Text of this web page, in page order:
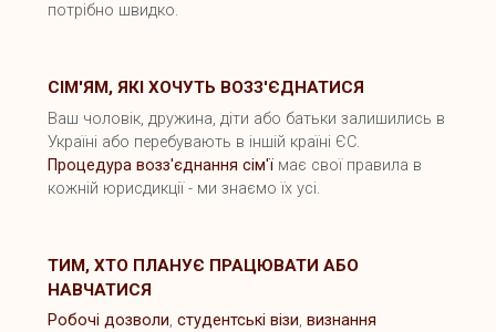
потрібно швидко.
СІМ'ЯМ, ЯКІ ХОЧУТЬ ВОЗЗ'ЄДНАТИСЯ
Ваш чоловік, дружина, діти або батьки залишились в
Україні або перебувають в іншій країні ЄС.
Процедура возз'єднання сім'ї має свої правила в
кожній юрисдикції - ми знаємо їх усі.
ТИМ, ХТО ПЛАНУЄ ПРАЦЮВАТИ АБО
НАВЧАТИСЯ
Робочі дозволи,студентські візи,визнання